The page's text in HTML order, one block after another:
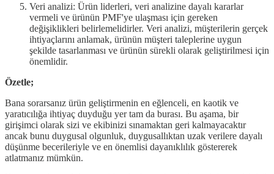
Veri analizi: Ürün liderleri, veri analizine dayalı kararlar
vermeli ve ürünün PMF'ye ulaşması için gereken
değişiklikleri belirlemelidirler. Veri analizi, müşterilerin gerçek
ihtiyaçlarını anlamak, ürünün müşteri taleplerine uygun
şekilde tasarlanması ve ürünün sürekli olarak geliştirilmesi için
önemlidir.
Özetle;
Bana sorarsanız ürün geliştirmenin en eğlenceli, en kaotik ve
yaratıcılığa ihtiyaç duyduğu yer tam da burası. Bu aşama, bir
girişimci olarak sizi ve ekibinizi sınamaktan geri kalmayacaktır
ancak bunu duygusal olgunluk, duygusallıktan uzak verilere dayalı
düşünme becerileriyle ve en önemlisi dayanıklılık göstererek
atlatmanız mümkün.